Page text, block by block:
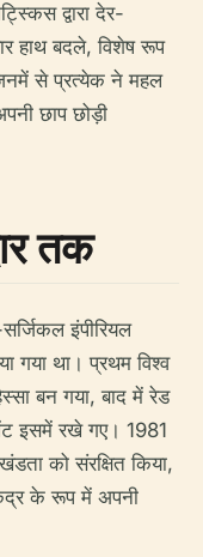
द्वारा देर-
हाथ बदले, विशेष रूप
से प्रत्येक ने महल
छाप छोड़ी
तक
इंपीरियल
गया था। प्रथम विश्व
बन गया, बाद में रेड
इसमें रखे गए। 1981
को संरक्षित किया,
के रूप में अपनी